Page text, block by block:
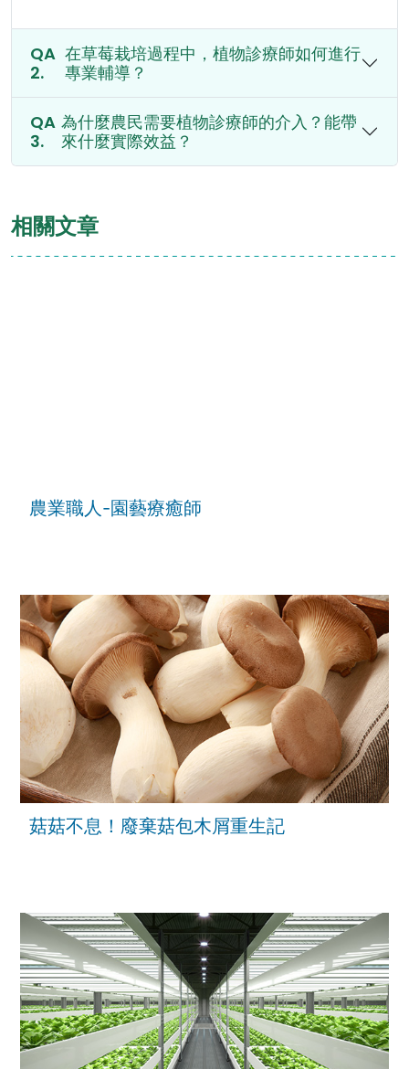
在草莓栽培過程中，植物診療師如何進行
專業輔導？
為什麼農民需要植物診療師的介入？能帶
來什麼實際效益？
相關文章
農業職人-園藝療癒師
菇菇不息！廢棄菇包木屑重生記